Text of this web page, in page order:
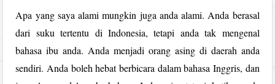
Apa yang saya alami mungkin juga anda alami. Anda berasal
dari suku tertentu di Indonesia, tetapi anda tak mengenal
bahasa ibu anda. Anda menjadi orang asing di daerah anda
sendiri. Anda boleh hebat berbicara dalam bahasa Inggris, dan